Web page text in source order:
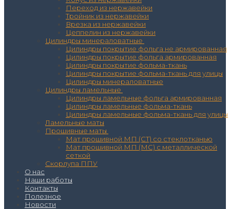
Переход из нержавейки
Тройник из нержавейки
Врезка из нержавейки
Цеппелин из нержавейки
Цилиндры минераловатные
Цилиндры покрытие фольга не армированная
Цилиндры покрытие фольга армированная
Цилиндры покрытие фольма-ткань
Цилиндры покрытие фольма-ткань для улицы
Цилиндры минераловатные
Цилиндры ламельные
Цилиндры ламельные фольга армированная
Цилиндры ламельные фольма-ткань
Цилиндры ламельные фольма-ткань для улицы
Ламельные маты
Прошивные маты
Мат прошивной МП (СТ) со стеклотканью
Мат прошивной МП (МС) с металлической
сеткой
Скорлупа ППУ
О нас
Наши работы
Контакты
Полезное
Новости